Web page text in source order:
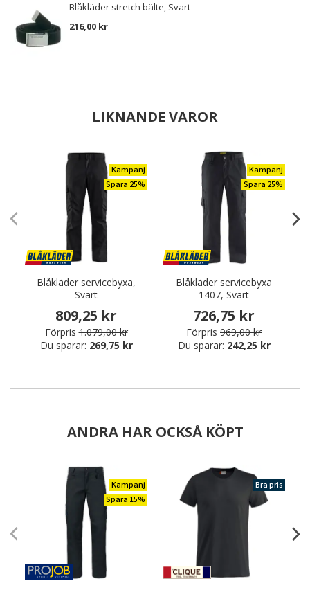
Blåkläder stretch bälte, Svart
216,00 kr
LIKNANDE VAROR
Kampanj
Spara 25%
Blåkläder servicebyxa,
Svart
809,25 kr
Förpris 1.079,00 kr
Du sparar: 269,75 kr
Kampanj
Spara 25%
Blåkläder servicebyxa
1407, Svart
726,75 kr
Förpris 969,00 kr
Du sparar: 242,25 kr
ANDRA HAR OCKSÅ KÖPT
Kampanj
Spara 15%
Bra pris